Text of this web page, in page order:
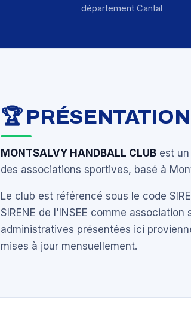
département Cantal
🏆
MONTSALVY HANDBALL CLUB est
des associations sportives, basé à
Le club est référencé sous le code
SIRENE de l'INSEE comme
administratives présentées ici
mises à jour mensuellement.